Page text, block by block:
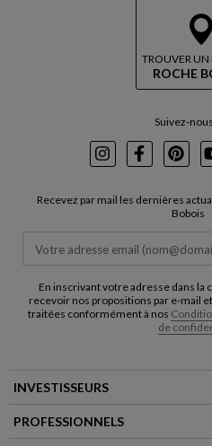
TROUVER
ROCHE
Suivez-
InstagramFacebook
Recevez par mail les dernières
Bobois
En inscrivant votre adresse dans la
recevoir nos propositions par e-mail
traitées conformément à nos
de
INVESTISSEURS
PROFESSIONNELS